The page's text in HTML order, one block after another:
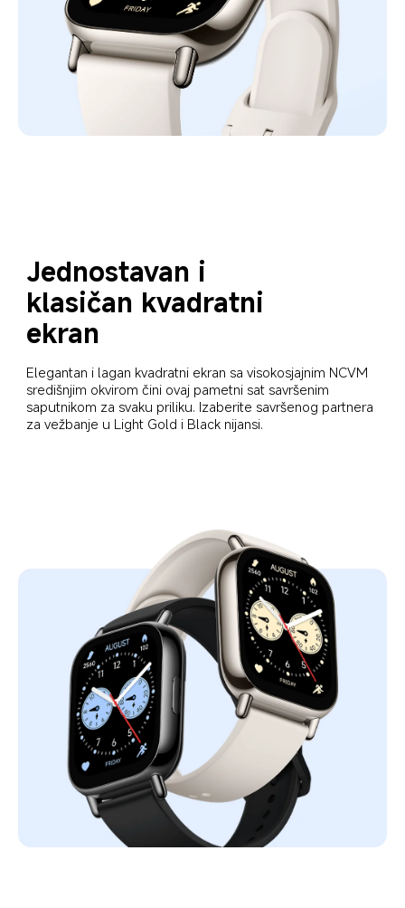
Jednostavan i
klasičan kvadratni
ekran
Elegantan i lagan kvadratni ekran sa visokosjajnim NCVM
središnjim okvirom čini ovaj pametni sat savršenim
saputnikom za svaku priliku. Izaberite savršenog partnera
za vežbanje u Light Gold i Black nijansi.